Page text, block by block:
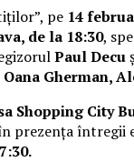
pe 14
de la 18:30,
Paul Decu
Gherman,
Shopping City
prezența întregii